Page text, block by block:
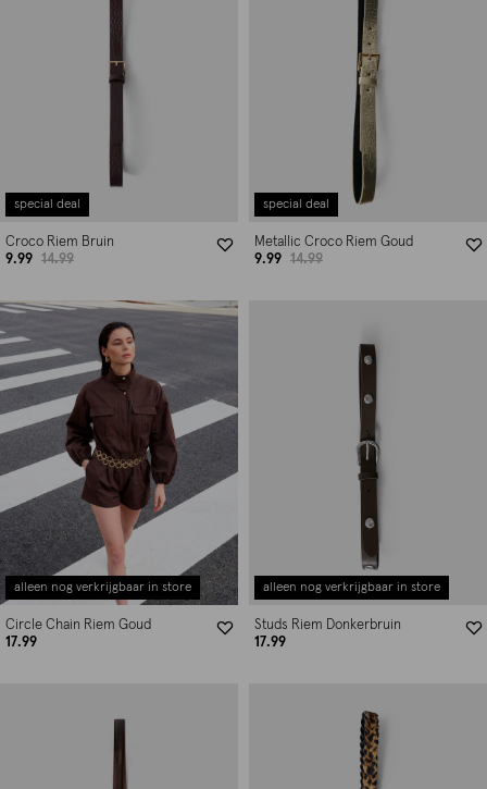
special deal
Croco Riem Bruin
9.99
14.99
special deal
Metallic Croco Riem Goud
9.99
14.99
alleen nog verkrijgbaar in store
Circle Chain Riem Goud
17.99
alleen nog verkrijgbaar in store
Studs Riem Donkerbruin
17.99